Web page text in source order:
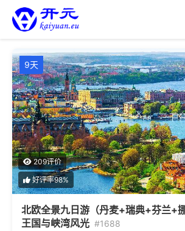
9天
209评价
好评率98%
北欧全景九日游（丹麦+瑞典+芬兰+
王国与峡湾风光 #1688